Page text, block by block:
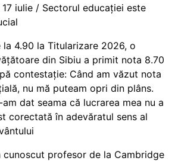
17 iulie / Sectorul educației este
la 4.90 la Titularizare 2026, o
din Sibiu a primit nota 8.70
contestație: Când am văzut nota
nu mă puteam opri din plâns.
am dat seama că lucrarea mea nu a
corectată în adevăratul sens al
cunoscut profesor de la Cambridge